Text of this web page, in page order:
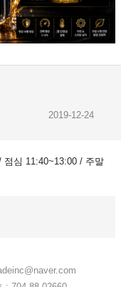
2019-12-24
심 11:40~13:00 / 주말